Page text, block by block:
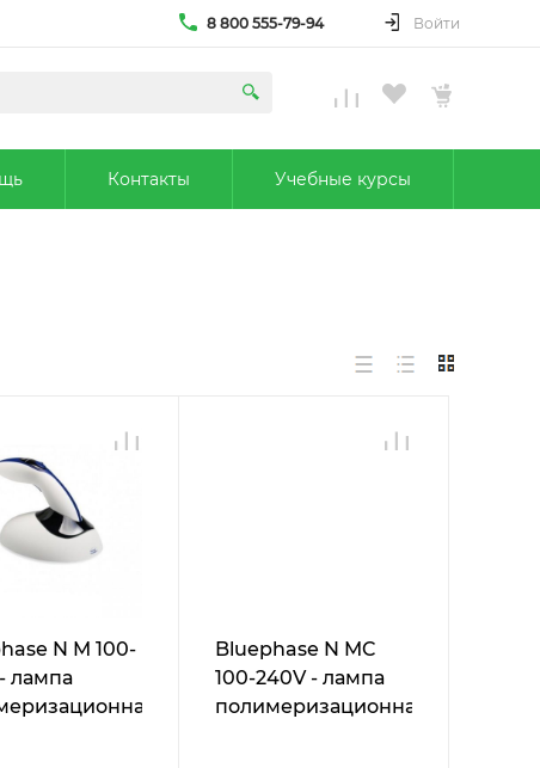
8 800 555-79-94 Войти
Контакты Учебные курсы
N M 100-
лампа
Bluephase N MC
100-240V - лампа
полимеризационная